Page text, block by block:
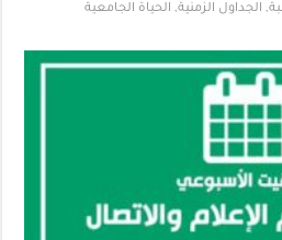
, الجداول الزمنية, الحياة الجامعية